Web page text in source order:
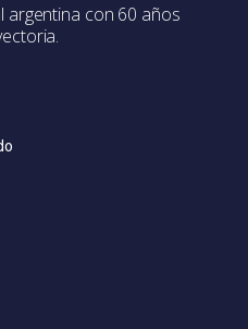
argentina con 60 años